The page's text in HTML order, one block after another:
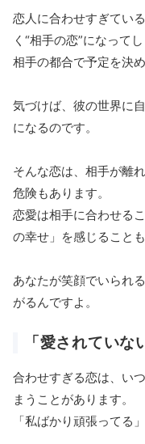
恋人に合わせすぎてい
く“相手の恋”になってし
相手の都合で予定を決
気づけば、彼の世界に
になるのです。
そんな恋は、相手が離
危険もあります。
恋愛は相手に合わせる
の幸せ」を感じることも
あなたが笑顔でいられ
がるんですよ。
「愛されてい
合わせすぎる恋は、い
まうことがあります。
「私ばかり頑張ってる